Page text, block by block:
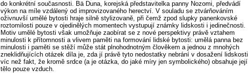
do konkrétní současnosti. Bä Duna, korejská představitelka panny Nozomi, předvádí
výkon na míle vzdálený od improvizovaného herectví. V souladu se ztvárňováním
oživnuvší umělé bytosti hraje silně stylizovaně, při čemž zpod slupky panenkovské
roztomilosti pouze v ojedinělých momentech vystupují známky lidskosti i jedinečnosti.
Motiv umělé bytosti však umožňuje zaobírat se z nové perspektivy právě vztahem
minulosti k přítomnosti a vlivem paměti na formování lidské bytosti: umělá panna bez
minulosti i paměti se stěží může stát plnohodnotným člověkem a jednou z mnohých
zneklidňujících otázek díla je, zda jí právě tyto nedostatky nebrání v dosažení lidskosti
víc než fakt, že kromě srdce (a je otázka, do jaké míry jen symbolického) obsahuje její
tělo pouze vzduch.